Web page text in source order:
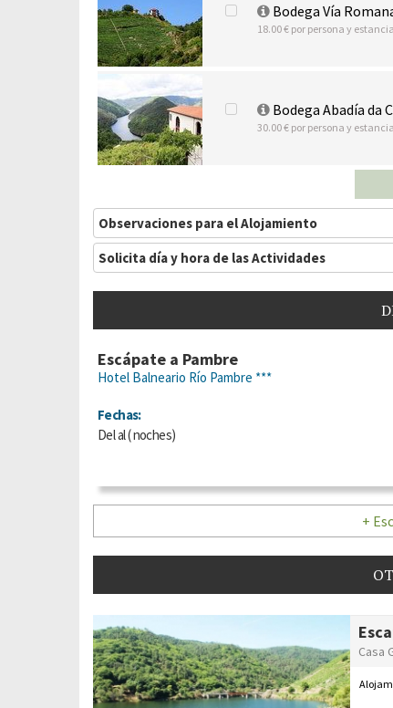
Bodega Vía
18.00 € por persona y
Bodega Abadía da
30.00 € por persona y estancia
Observaciones para el Alojamiento
Solicita día y hora de las Actividades
Escápate a Pambre
Hotel Balneario Río Pambre ***
Fechas:
Delal(noches)
+
Casa